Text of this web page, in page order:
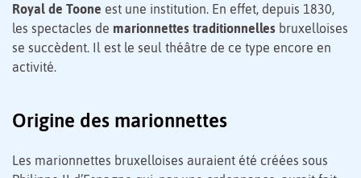
Royal de Toone est une institution. En effet, depuis 1830,
les spectacles de marionnettes traditionnelles bruxelloises
se succèdent. Il est le seul théâtre de ce type encore en
activité.
Origine des marionnettes
Les marionnettes bruxelloises auraient été créées sous